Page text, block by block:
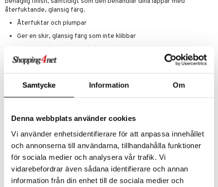
Samtycke Information Om
Denna webbplats använder cookies
Vi använder enhetsidentifierare för att anpassa innehållet
och annonserna till användarna, tillhandahålla funktioner
för sociala medier och analysera vår trafik. Vi
vidarebefordrar även sådana identifierare och annan
information från din enhet till de sociala medier och
återfuktande, glansig färg.
Återfuktar och plumpar
Ger en skir, glansig färg som inte klibbar
Enkel applikation med stift som kan vridas upp.
Innehåller squalane som är en naturlig olja som hjälper till att förhindra
CRUELTY FREE.
Ingredienser
Polybutene, Synthetic Wax, Hydrogenated Polyisobutene,
Polyglyceryl-3 Diisostearate, Octyldodecanol, Squalane, Dimer
Dilinoleyl Dimer Dilinoleate, Diisostearyl Malate, Mica,
Dipentaerythrityl Hexahydroxystearate, Disteardimonium Hectorite,